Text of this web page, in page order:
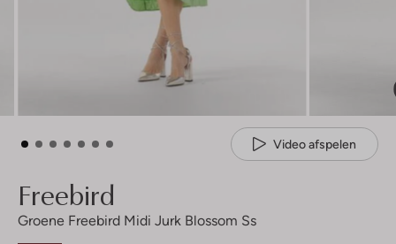
Video afspelen
Freebird
Groene Freebird Midi Jurk Blossom Ss